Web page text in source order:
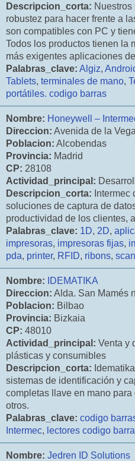
Descripcion_corta:
robustez para hacer frente a
son compatibles con PC y
Todos los productos tienen la
más exigentes aplicaciones
Palabras_clave: Algiz,
Tablets, terminales de mano,
portátiles. codigo barras
Nombre: Honeywell –
Direccion: Avenida de la
Poblacion: Alcobendas
Provincia: Madrid
CP: 28108
Actividad_principal:
Descripcion_corta: Intermec
soluciones de captura de
productividad de los clientes,
Palabras_clave: 1D, 2D,
impresoras, impresoras fijas,
pda, printer, RFID, ribons,
Nombre: IDEMATIKA
Direccion: Alda. San Mamés
Poblacion: Bilbao
Provincia: Bizkaia
CP: 48010
Actividad_principal: Venta y
plásticas y consumibles
Descripcion_corta:
sistemas de identificación y
completas llave en mano
otros.
Palabras_clave: codigo
Intermec, lectores codigo
Nombre: Jedren ID Solutions